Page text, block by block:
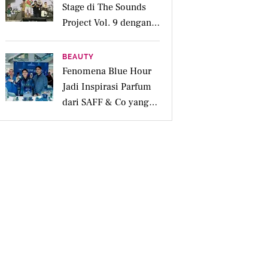
Stage di The Sounds
Project Vol. 9 dengan
Deretan Hitsnya
BEAUTY
Fenomena Blue Hour
Jadi Inspirasi Parfum
dari SAFF & Co yang
Beraroma Hangat dan